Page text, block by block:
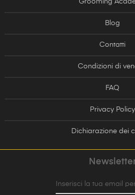
Grooming
Blog
Contatti
Condizioni di
FAQ
Privacy Policy
Dichiarazione dei
Inserisci la tua email